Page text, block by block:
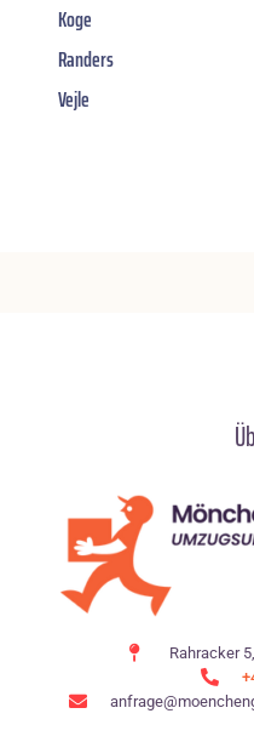
Koge
Randers
Vejle
Rahracker